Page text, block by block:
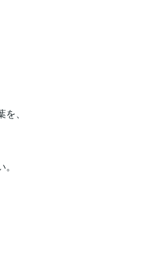
、